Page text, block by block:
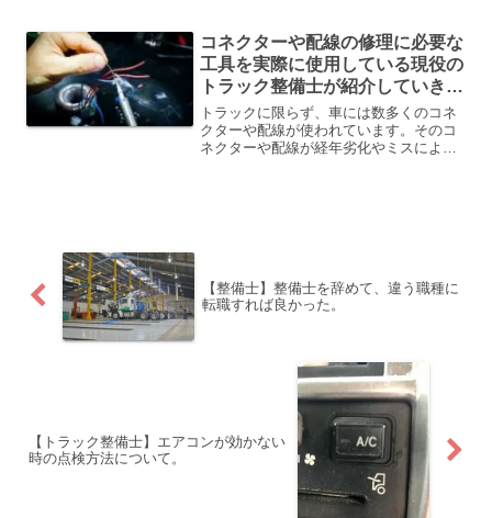
で、これまでに様々な工...
コネクターや配線の修理に必要な
工具を実際に使用している現役の
トラック整備士が紹介していきま
す。
トラックに限らず、車には数多くのコネ
クターや配線が使われています。そのコ
ネクターや配線が経年劣化やミスによっ
【整備士】整備士を辞めて、違う職種に
転職すれば良かった。
【トラック整備士】エアコンが効かない
時の点検方法について。